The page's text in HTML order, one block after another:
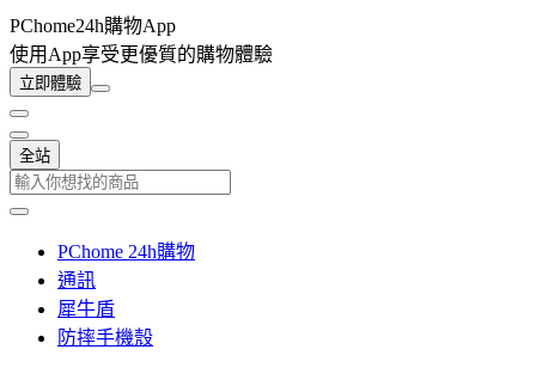
PChome24h購物App
使用App享受更優質的購物體驗
立即體驗
全站
PChome 24h購物
通訊
犀牛盾
防摔手機殼